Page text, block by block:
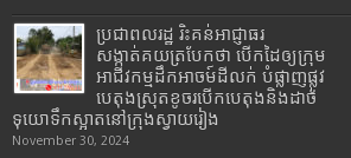
ប្រជាពលរដ្ឋ រិះគន់អាជ្ញាធរ
សង្កាត់គយត្របែកថា បើកដៃឲ្យក្រុម
អាជីវកម្មដឹកអាចម៍ដីលក់ បំផ្លាញផ្លូវ
បេតុងស្រុតខូចរបើកបេតុងនិងដាច់
ទុយោទឹកស្អាតនៅក្រុងស្វាយរៀង
November 30, 2024